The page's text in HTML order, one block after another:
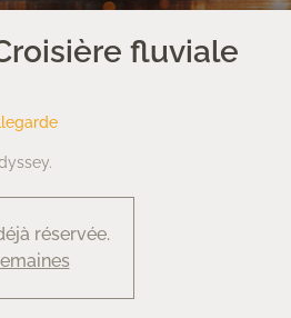
fluviale
réservée.